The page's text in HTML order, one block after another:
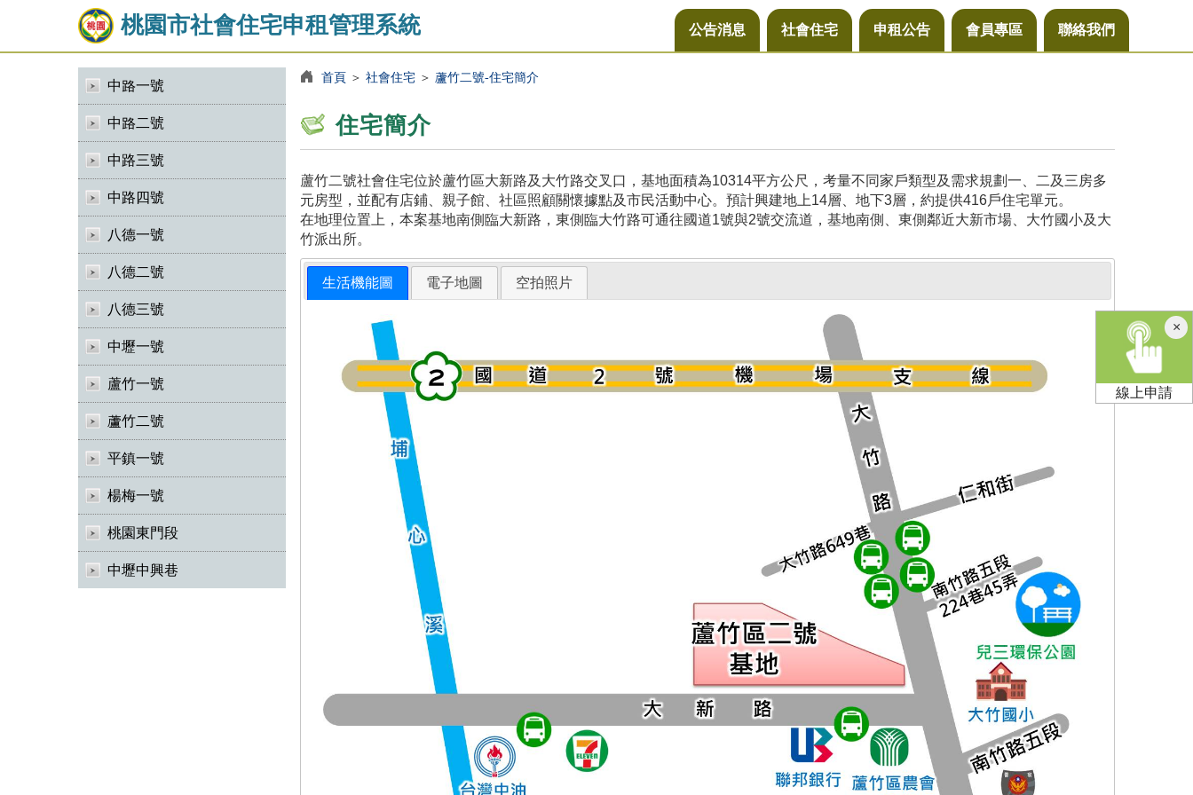
桃園市社會住宅申租管理系統 公告消息 社會住宅 申租公告 會員專區 聯絡我們
中路一號
中路二號
中路三號
中路四號
八德一號
八德二號
八德三號
中壢一號
蘆竹一號
蘆竹二號
平鎮一號
楊梅一號
桃園東門段
中壢中興巷
首頁＞ 社會住宅＞ 蘆竹二號-住宅簡介
住宅簡介
蘆竹二號社會住宅位於蘆竹區大新路及大竹路交叉口，基地面積為10314平方公尺，考量不同家戶類型及需求規劃一、二及三房多
元房型，並配有店鋪、親子館、社區照顧關懷據點及市民活動中心。預計興建地上14層、地下3層，約提供416戶住宅單元。
在地理位置上，本案基地南側臨大新路，東側臨大竹路可通往國道1號與2號交流道，基地南側、東側鄰近大新市場、大竹國小及大
竹派出所。
生活機能圖 電子地圖 空拍照片
×關
閉
線上申請